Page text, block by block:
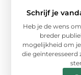
Schrijf je
Heb je de wens
breder
mogelijkheid om
die geïnteresseerd